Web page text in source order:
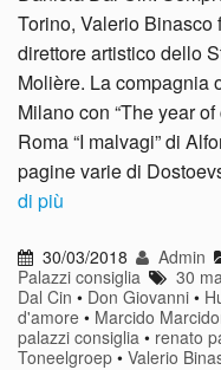
Torino, Valerio
direttore artistico dello
Molière. La compagnia
Milano con “The year
Roma “I malvagi” di
pagine varie di
di più
30/03/2018 Admin
Palazzi consiglia
30
Dal Cin • Don Giovanni •
d'amore • Marcido
palazzi consiglia • renato
Toneelgroep • Valerio